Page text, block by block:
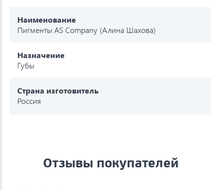
Наименование
Пигменты AS Company (Алина Шахова)
Назначение
Губы
Страна изготовитель
Россия
Отзывы покупателей